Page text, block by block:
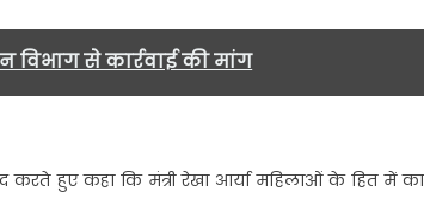
से कार्रवाई की मांग
करते हुए कहा कि मंत्री रेखा आर्या महिलाओं के हित में